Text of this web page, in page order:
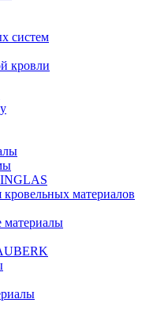
систем
кровли
материалов
материалы